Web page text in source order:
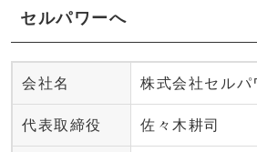
セルパワーへ
会社名 株式会社セルパ
代表取締役 佐々木耕司